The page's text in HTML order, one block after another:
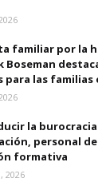
familiar por la
Boseman
para las familias
la
personal de
formativa
2026